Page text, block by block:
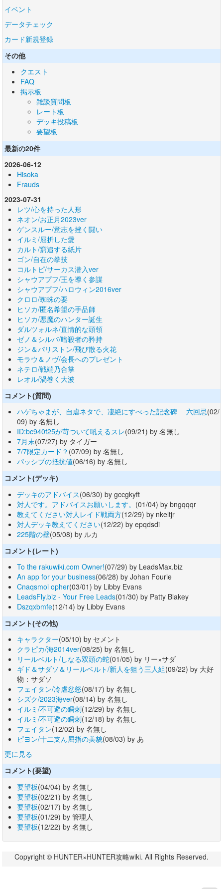
イベント
データチェック
カード新規登録
その他
クエスト
FAQ
掲示板
雑談質問板
レート板
デッキ投稿板
要望板
最新の20件
2026-06-12
Hisoka
Frauds
2023-07-31
レツ/心を持った人形
ネオン/お正月2023ver
ゲンスルー/意志を挫く闘い
イルミ/屈折した愛
カルト/窮追する紙片
ゴン/自在の拳技
コルトピ/サーカス潜入ver
シャウアプフ/王を導く参謀
シャウアプフ/ハロウィン2016ver
クロロ/蜘蛛の要
ヒソカ/匿名希望の手品師
ヒソカ/悪魔のハンター誕生
ダルツォルネ/直情的な頭領
ゼノ＆シルバ/暗殺者の矜持
ジン＆パリストン/飛び散る火花
モラウ＆ノヴ/会長へのプレゼント
ネテロ/戦端乃合掌
レオル/渦巻く大波
コメント(質問)
ハゲちゃまが、自虐ネタで、凄絶にすべった記念碑 六回忌(02/
09) by 名無し
ID:bc940f25が苛ついて吼えるスレ(09/21) by 名無し
7月末(07/27) by タイガー
7/7限定カード？ (07/09) by 名無し
パッシブの抵抗値(06/16) by 名無し
コメント(デッキ)
デッキのアドバイス(06/30) by gccgkyft
対人です。アドバイスお願いします。 (01/04) by bngqqqr
教えてください対人レイド戦両方(12/29) by nkeltjr
対人デッキ教えてください(12/22) by epqdsdi
225階の壁(05/08) by ルカ
コメント(レート)
To the rakuwiki.com Owner!(07/29) by LeadsMax.biz
An app for your business(06/28) by Johan Fourie
Cnaqsmoi opher(03/01) by Libby Evans
LeadsFly.biz - Your Free Leads(01/30) by Patty Blakey
Dszqxbmfe(12/14) by Libby Evans
コメント(その他)
キャラクター(05/10) by セメント
クラピカ/海2014ver(08/25) by 名無し
リールベルト/しなる双頭の蛇(01/05) by リー×サダ
ギド＆サダソ＆リールベルト/新人を狙う三人組(09/22) by 大好
物：サダソ
フェイタン/冷虐忿怒(08/17) by 名無し
シズク/2023海ver(08/14) by 名無し
イルミ/不可避の瞬刺(12/29) by 名無し
イルミ/不可避の瞬刺(12/18) by 名無し
フェイタン(12/02) by 名無し
ピヨン/十二支ん屈指の美貌(08/03) by あ
更に見る
コメント(要望)
要望板(04/04) by 名無し
要望板(02/21) by 名無し
要望板(02/17) by 名無し
要望板(01/29) by 管理人
要望板(12/22) by 名無し
Copyright © HUNTER×HUNTER攻略wiki. All Rights Reserved.